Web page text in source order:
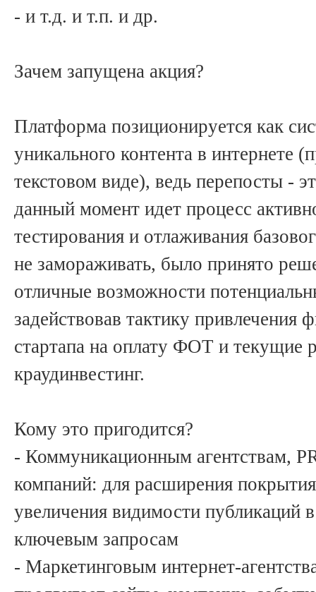
- и т.д. и т.п. и др.
Зачем запущена акция?
Платформа позиционируется как
уникального контента в интернете
текстовом виде), ведь перепосты -
данный момент идет процесс
тестирования и отлаживания
не замораживать, было принято
отличные возможности
задействовав тактику привлечения
стартапа на оплату ФОТ и текущие
краудинвестинг.
Кому это пригодится?
- Коммуникационным агентствам,
компаний: для расширения
увеличения видимости публикаций
ключевым запросам
- Маркетинговым интернет-